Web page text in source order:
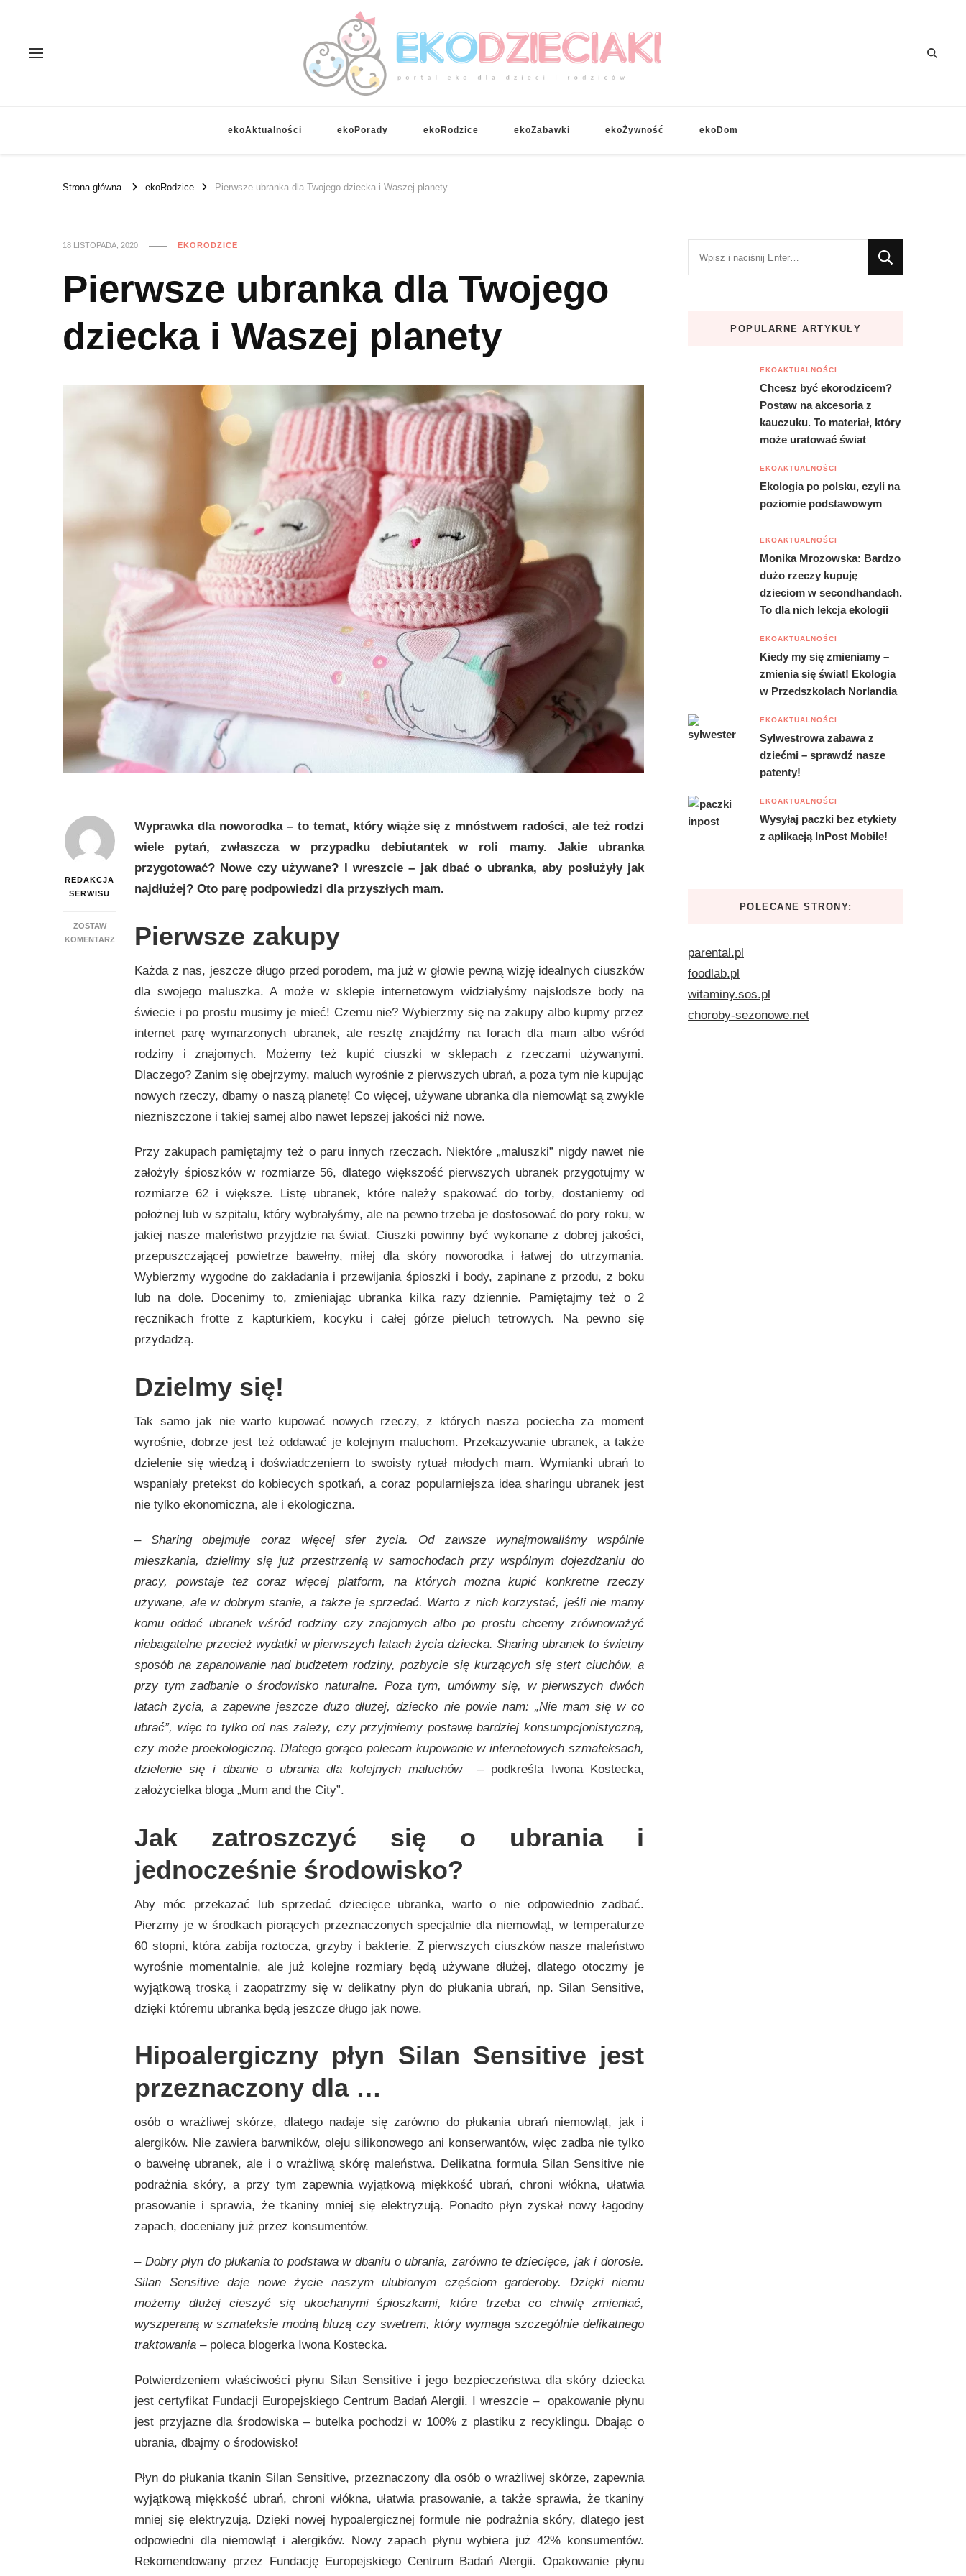
ekoAktualności ekoPorady ekoRodzice ekoZabawki ekoŻywność ekoDom
Strona główna ekoRodzice Pierwsze ubranka dla Twojego dziecka i Waszej planety
18 LISTOPADA, 2020 EKORODZICE
Pierwsze ubranka dla Twojego
dziecka i Waszej planety
REDAKCJA
SERWISU
ZOSTAW
KOMENTARZDO
UBRANKA
TWOJEGO
DZIECKA
WASZEJ
PLANETY
Wyprawka dla noworodka – to temat, który wiąże się z mnóstwem radości, ale też rodzi
wiele pytań, zwłaszcza w przypadku debiutantek w roli mamy. Jakie ubranka
przygotować? Nowe czy używane? I wreszcie – jak dbać o ubranka, aby posłużyły jak
najdłużej? Oto parę podpowiedzi dla przyszłych mam.
Pierwsze zakupy
Każda z nas, jeszcze długo przed porodem, ma już w głowie pewną wizję idealnych ciuszków
dla swojego maluszka. A może w sklepie internetowym widziałyśmy najsłodsze body na
świecie i po prostu musimy je mieć! Czemu nie? Wybierzmy się na zakupy albo kupmy przez
internet parę wymarzonych ubranek, ale resztę znajdźmy na forach dla mam albo wśród
rodziny i znajomych. Możemy też kupić ciuszki w sklepach z rzeczami używanymi.
Dlaczego? Zanim się obejrzymy, maluch wyrośnie z pierwszych ubrań, a poza tym nie kupując
nowych rzeczy, dbamy o naszą planetę! Co więcej, używane ubranka dla niemowląt są zwykle
niezniszczone i takiej samej albo nawet lepszej jakości niż nowe.
Przy zakupach pamiętajmy też o paru innych rzeczach. Niektóre „maluszki” nigdy nawet nie
założyły śpioszków w rozmiarze 56, dlatego większość pierwszych ubranek przygotujmy w
rozmiarze 62 i większe. Listę ubranek, które należy spakować do torby, dostaniemy od
położnej lub w szpitalu, który wybrałyśmy, ale na pewno trzeba je dostosować do pory roku, w
jakiej nasze maleństwo przyjdzie na świat. Ciuszki powinny być wykonane z dobrej jakości,
przepuszczającej powietrze bawełny, miłej dla skóry noworodka i łatwej do utrzymania.
Wybierzmy wygodne do zakładania i przewijania śpioszki i body, zapinane z przodu, z boku
lub na dole. Docenimy to, zmieniając ubranka kilka razy dziennie. Pamiętajmy też o 2
ręcznikach frotte z kapturkiem, kocyku i całej górze pieluch tetrowych. Na pewno się
przydadzą.
Dzielmy się!
Tak samo jak nie warto kupować nowych rzeczy, z których nasza pociecha za moment
wyrośnie, dobrze jest też oddawać je kolejnym maluchom. Przekazywanie ubranek, a także
dzielenie się wiedzą i doświadczeniem to swoisty rytuał młodych mam. Wymianki ubrań to
wspaniały pretekst do kobiecych spotkań, a coraz popularniejsza idea sharingu ubranek jest
nie tylko ekonomiczna, ale i ekologiczna.
–Sharing obejmuje coraz więcej sfer życia. Od zawsze wynajmowaliśmy wspólnie
mieszkania, dzielimy się już przestrzenią w samochodach przy wspólnym dojeżdżaniu do
pracy, powstaje też coraz więcej platform, na których można kupić konkretne rzeczy
używane, ale w dobrym stanie, a także je sprzedać. Warto z nich korzystać, jeśli nie mamy
komu oddać ubranek wśród rodziny czy znajomych albo po prostu chcemy zrównoważyć
niebagatelne przecież wydatki w pierwszych latach życia dziecka. Sharing ubranek to świetny
sposób na zapanowanie nad budżetem rodziny, pozbycie się kurzących się stert ciuchów, a
przy tym zadbanie o środowisko naturalne. Poza tym, umówmy się, w pierwszych dwóch
latach życia, a zapewne jeszcze dużo dłużej, dziecko nie powie nam: „Nie mam się w co
ubrać”, więc to tylko od nas zależy, czy przyjmiemy postawę bardziej konsumpcjonistyczną,
czy może proekologiczną. Dlatego gorąco polecam kupowanie w internetowych szmateksach,
dzielenie się i dbanie o ubrania dla kolejnych maluchów
– podkreśla Iwona Kostecka,
założycielka bloga „Mum and the City”.
Jak zatroszczyć się o ubrania i
jednocześnie środowisko?
Aby móc przekazać lub sprzedać dziecięce ubranka, warto o nie odpowiednio zadbać.
Pierzmy je w środkach piorących przeznaczonych specjalnie dla niemowląt, w temperaturze
60 stopni, która zabija roztocza, grzyby i bakterie. Z pierwszych ciuszków nasze maleństwo
wyrośnie momentalnie, ale już kolejne rozmiary będą używane dłużej, dlatego otoczmy je
wyjątkową troską i zaopatrzmy się w delikatny płyn do płukania ubrań, np. Silan Sensitive,
dzięki któremu ubranka będą jeszcze długo jak nowe.
Hipoalergiczny płyn Silan Sensitive jest
przeznaczony dla …
osób o wrażliwej skórze, dlatego nadaje się zarówno do płukania ubrań niemowląt, jak i
alergików. Nie zawiera barwników, oleju silikonowego ani konserwantów, więc zadba nie tylko
o bawełnę ubranek, ale i o wrażliwą skórę maleństwa. Delikatna formuła Silan Sensitive nie
podrażnia skóry, a przy tym zapewnia wyjątkową miękkość ubrań, chroni włókna, ułatwia
prasowanie i sprawia, że tkaniny mniej się elektryzują. Ponadto płyn zyskał nowy łagodny
zapach, doceniany już przez konsumentów.
– Dobry płyn do płukania to podstawa w dbaniu o ubrania, zarówno te dziecięce, jak i dorosłe.
Silan Sensitive daje nowe życie naszym ulubionym częściom garderoby. Dzięki niemu
możemy dłużej cieszyć się ukochanymi śpioszkami, które trzeba co chwilę zmieniać,
wyszperaną w szmateksie modnąbluzą czy swetrem, który wymaga szczególnie delikatnego
traktowania – poleca blogerka Iwona Kostecka.
Potwierdzeniem właściwości płynu Silan Sensitive i jego bezpieczeństwa dla skóry dziecka
jest certyfikat Fundacji Europejskiego Centrum Badań Alergii. I wreszcie – opakowanie płynu
jest przyjazne dla środowiska – butelka pochodzi w 100% z plastiku z recyklingu. Dbając o
ubrania, dbajmy o środowisko!
Płyn do płukania tkanin Silan Sensitive, przeznaczony dla osób o wrażliwej skórze, zapewnia
wyjątkową miękkość ubrań, chroni włókna, ułatwia prasowanie, a także sprawia, że tkaniny
mniej się elektryzują. Dzięki nowej hypoalergicznej formule nie podrażnia skóry, dlatego jest
odpowiedni dla niemowląt i alergików. Nowy zapach płynu wybiera już 42% konsumentów.
Rekomendowany przez Fundację Europejskiego Centrum Badań Alergii. Opakowanie płynu
POPULARNE ARTYKUŁY
EKOAKTUALNOŚCI
Chcesz być ekorodzicem?
Postaw na akcesoria z
kauczuku. To materiał, który
może uratować świat
EKOAKTUALNOŚCI
Ekologia po polsku, czyli na
poziomie podstawowym
EKOAKTUALNOŚCI
Monika Mrozowska: Bardzo
dużo rzeczy kupuję
dzieciom w secondhandach.
To dla nich lekcja ekologii
EKOAKTUALNOŚCI
Kiedy my się zmieniamy –
zmienia się świat! Ekologia
w Przedszkolach Norlandia
EKOAKTUALNOŚCI
Sylwestrowa zabawa z
dziećmi – sprawdź nasze
patenty!
EKOAKTUALNOŚCI
Wysyłaj paczki bez etykiety
z aplikacją InPost Mobile!
POLECANE STRONY:
parental.pl
foodlab.pl
witaminy.sos.pl
choroby-sezonowe.net